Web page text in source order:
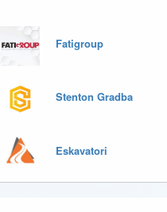
Fatigroup
Stenton Gradba
Eskavatori